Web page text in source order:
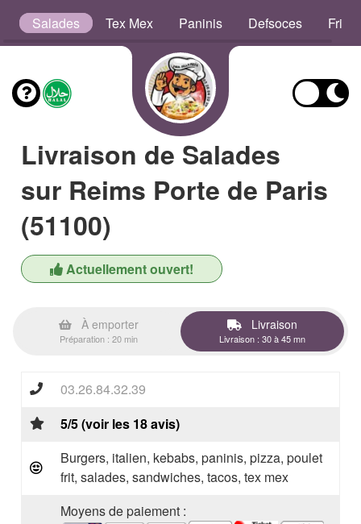
Salades Tex Mex Paninis Defsoces Frites
Livraison de Salades
sur Reims Porte de Paris
(51100)
Actuellement ouvert!
À emporter
Préparation : 20 min
Livraison
Livraison : 30 à 45 mn
03.26.84.32.39
5/5 (voir les 18 avis)
Burgers, italien, kebabs, paninis, pizza, poulet
frit, salades, sandwiches, tacos, tex mex
Moyens de paiement :